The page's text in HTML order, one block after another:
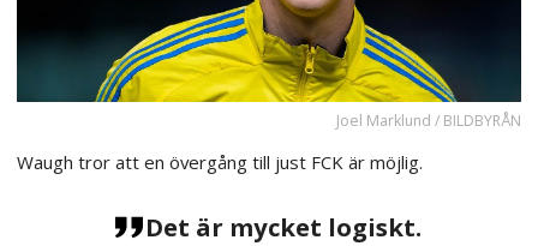
Joel Marklund / BILDBYRÅN
Waugh tror att en övergång till just FCK är möjlig.
Det är mycket logiskt.